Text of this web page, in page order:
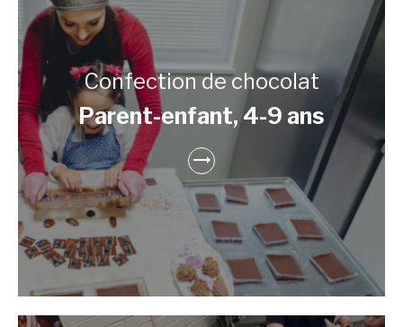
Confection de chocolat
Parent-enfant, 4-9 ans